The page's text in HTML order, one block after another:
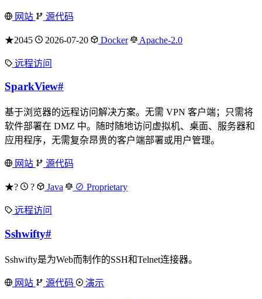
网站 源代码
★2045 2026-07-20 Docker Apache-2.0
远程访问
SparkView#
基于浏览器的远程访问解决方案。无需 VPN 客户端；只需将
软件部署在 DMZ 中。随时随地访问虚拟机、桌面、服务器和
应用程序，无需复杂昂贵的客户端部署或用户管理。
网站 源代码
★? ? Java ⊘ Proprietary
远程访问
Sshwifty#
Sshwifty是为Web而制作的SSH和Telnet连接器。
网站 源代码 演示